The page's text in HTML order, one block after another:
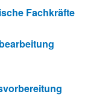
Fachkräfte